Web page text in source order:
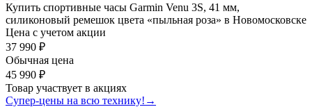
Купить спортивные часы Garmin Venu 3S, 41 мм,
силиконовый ремешок цвета «пыльная роза» в Новомосковске
Цена с учетом акции
37 990 ₽
Обычная цена
45 990 ₽
Товар участвует в акциях
Супер-цены на всю технику! →